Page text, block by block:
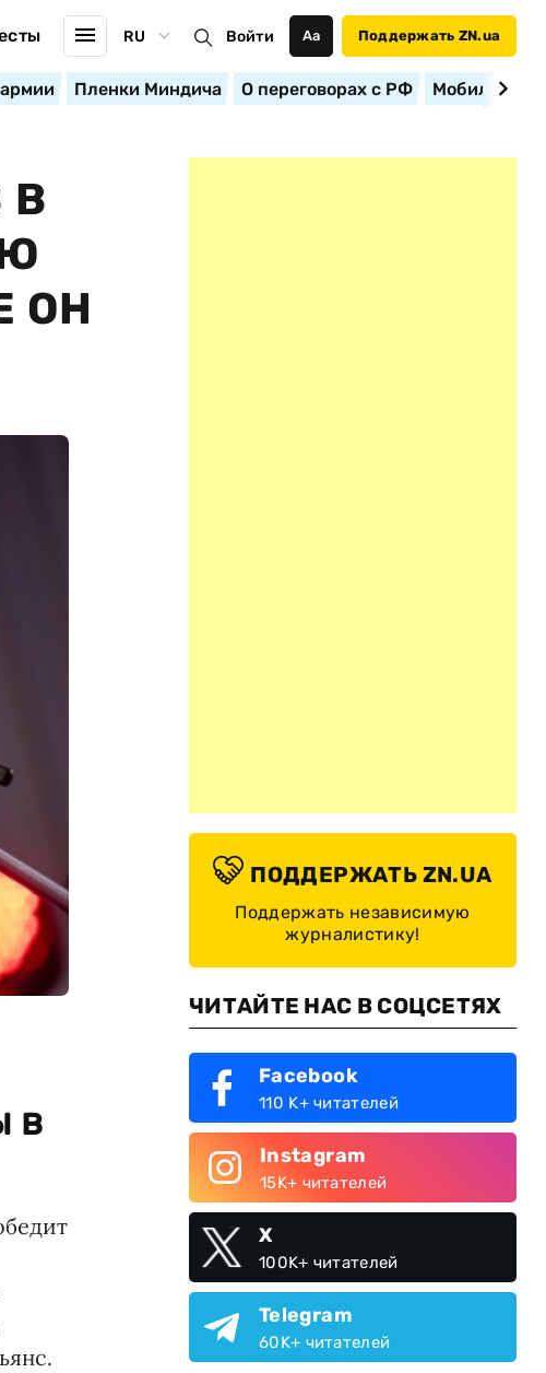
RU Войти Аа Поддержать ZN.ua
Пленки Миндича О переговорах с РФ
В
ОН
в
ПОДДЕРЖАТЬ ZN.UA
Поддержать независимую
журналистику!
ЧИТАЙТЕ НАС В СОЦСЕТЯХ
Facebook
110 K+ читателей
Instagram
15K+ читателей
X
100K+ читателей
Telegram
60K+ читателей